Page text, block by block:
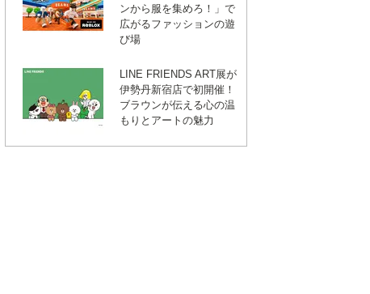
ンから服を集めろ！」で
広がるファッションの遊
び場
LINE FRIENDS ART展が
伊勢丹新宿店で初開催！
ブラウンが伝える心の温
もりとアートの魅力